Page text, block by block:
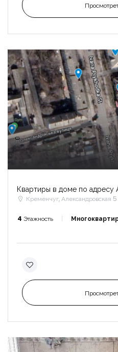
-
Квартиры в доме по адресу
Кременчуг, Александровская 5
4 Этажность